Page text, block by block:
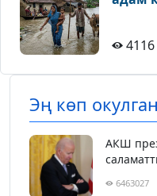
4116
Эң көп
АКШ
6463027